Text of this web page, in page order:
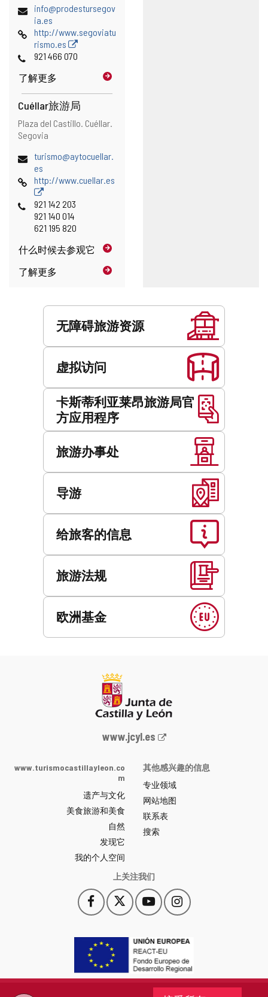
址
电
子
邮
地
info@prodestursegov
ia.es
网
http://www.segoviatu
rismo.es
电
921 466 070
了解更多
Cuéllar旅游局
地
址
邮
寄
址
Plaza del Castillo. Cuéllar.
Segovia
电
子
邮
地
turismo@aytocuellar.
es
网
http://www.cuellar.es
电
921 142 203
921 140 014
621 195 820
什么时候去参观它
了解更多
无障碍旅游资源
虚拟访问
卡斯蒂利亚莱昂旅游局官
方应用程序
旅游办事处
导游
给旅客的信息
旅游法规
欧洲基金
Junta
y
León
网
站
门
户
-
www.jcyl.es
www.turismocastillayleon.co
m
遗产与文化
美食旅游和美食
自然
发现它
我的个人空间
其他感兴趣的信息
专业领域
网站地图
联系表
搜索
上关注我们
Facebook
此
链
会
打
开
一
此
链
一
YouTube
此
链
会
打
开
一
个
Instagram
此
链
会
开
一
个